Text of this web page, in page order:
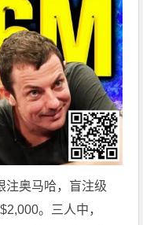
注奥马哈，盲注级
。三人中，